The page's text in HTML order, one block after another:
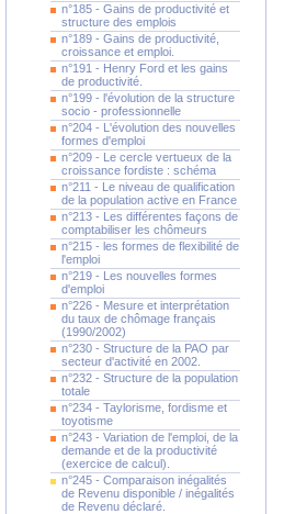
n°185 - Gains de productivité et
structure des emplois
n°189 - Gains de productivité,
croissance et emploi.
n°191 - Henry Ford et les gains
de productivité.
n°199 - l'évolution de la structure
socio - professionnelle
n°204 - L'évolution des nouvelles
formes d'emploi
n°209 - Le cercle vertueux de la
croissance fordiste : schéma
n°211 - Le niveau de qualification
de la population active en France
n°213 - Les différentes façons de
comptabiliser les chômeurs
n°215 - les formes de flexibilité de
l'emploi
n°219 - Les nouvelles formes
d'emploi
n°226 - Mesure et interprétation
du taux de chômage français
(1990/2002)
n°230 - Structure de la PAO par
secteur d'activité en 2002.
n°232 - Structure de la population
totale
n°234 - Taylorisme, fordisme et
toyotisme
n°243 - Variation de l'emploi, de la
demande et de la productivité
(exercice de calcul).
n°245 - Comparaison inégalités
de Revenu disponible / inégalités
de Revenu déclaré.